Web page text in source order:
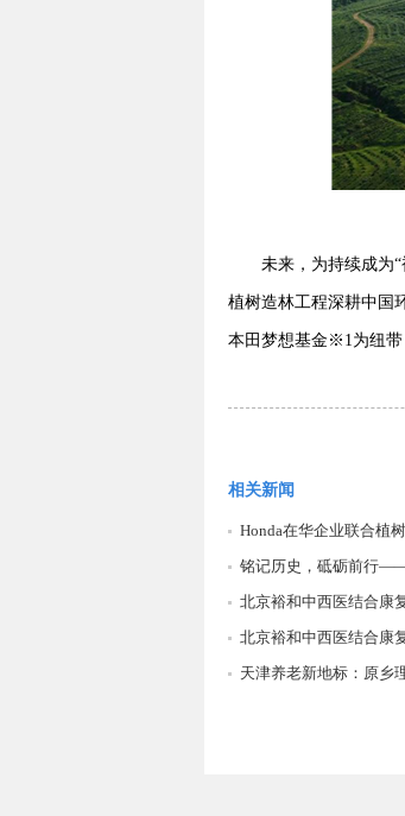
未来，为持续成为
植树造林工程深耕中国
本田梦想基金※1为纽带
相关新闻
Honda在华企业联合植
铭记历史，砥砺前行
北京裕和中西医结合康
北京裕和中西医结合康
天津养老新地标：原乡